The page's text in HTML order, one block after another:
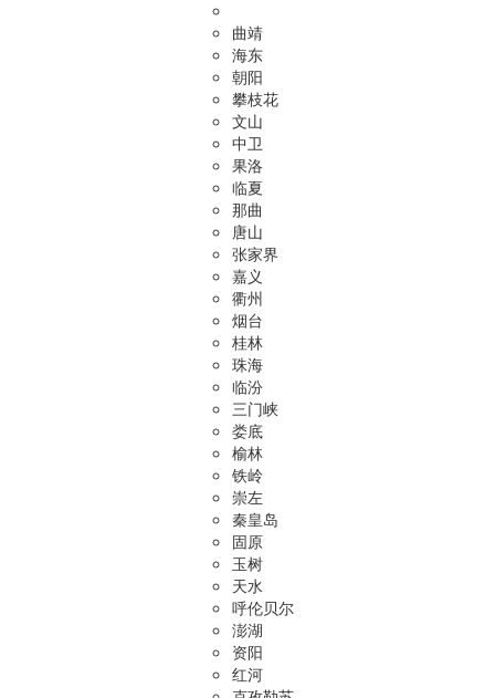
曲靖
海东
朝阳
攀枝花
文山
中卫
果洛
临夏
那曲
唐山
张家界
嘉义
衢州
烟台
桂林
珠海
临汾
三门峡
娄底
榆林
铁岭
崇左
秦皇岛
固原
玉树
天水
呼伦贝尔
澎湖
资阳
红河